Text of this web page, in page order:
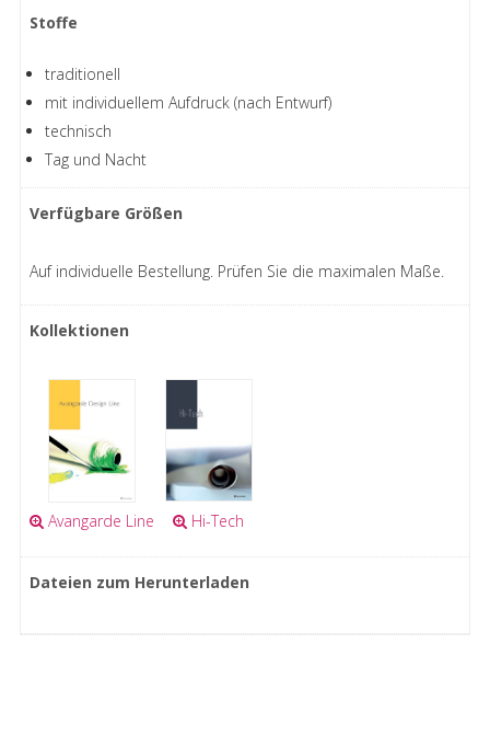
Stoffe
traditionell
mit individuellem Aufdruck (nach Entwurf)
technisch
Tag und Nacht
Verfügbare Größen
Auf individuelle Bestellung. Prüfen Sie die maximalen Maße.
Kollektionen
Avangarde Line Hi-Tech
Dateien zum Herunterladen